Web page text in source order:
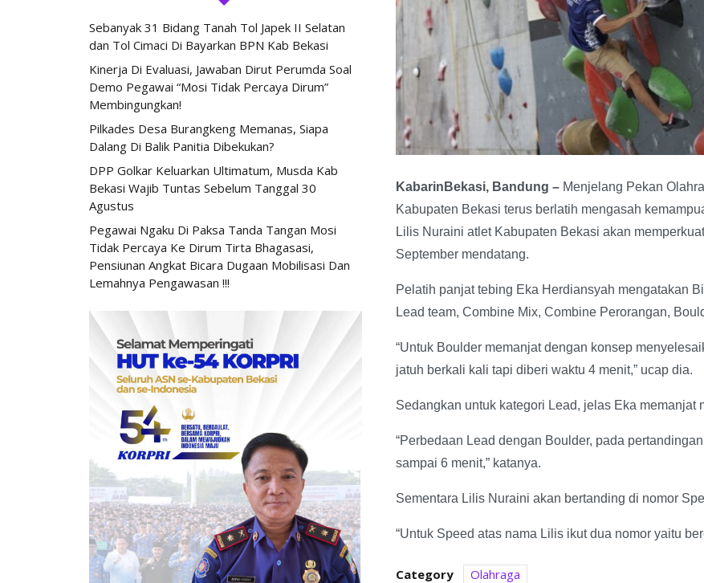
KabarinBekasi, Bandung –Menjelang Pekan
Kabupaten Bekasi terus berlatih mengasah
Lilis Nuraini atlet Kabupaten Bekasi akan
September mendatang.
Pelatih panjat tebing Eka Herdiansyah mengatakan
Lead team, Combine Mix, Combine Perorangan,
“Untuk Boulder memanjat dengan konsep
jatuh berkali kali tapi diberi waktu 4 menit,” ucap dia.
Sedangkan untuk kategori Lead, jelas Eka
“Perbedaan Lead dengan Boulder, pada
sampai 6 menit,” katanya.
Sementara Lilis Nuraini akan bertanding di nomor
“Untuk Speed atas nama Lilis ikut dua nomor yaitu
Category Olahraga
Sebanyak 31 Bidang Tanah Tol Japek II Selatan
dan Tol Cimaci Di Bayarkan BPN Kab Bekasi
Kinerja Di Evaluasi, Jawaban Dirut Perumda Soal
Demo Pegawai “Mosi Tidak Percaya Dirum”
Membingungkan!
Pilkades Desa Burangkeng Memanas, Siapa
Dalang Di Balik Panitia Dibekukan?
DPP Golkar Keluarkan Ultimatum, Musda Kab
Bekasi Wajib Tuntas Sebelum Tanggal 30
Agustus
Pegawai Ngaku Di Paksa Tanda Tangan Mosi
Tidak Percaya Ke Dirum Tirta Bhagasasi,
Pensiunan Angkat Bicara Dugaan Mobilisasi Dan
Lemahnya Pengawasan !!!